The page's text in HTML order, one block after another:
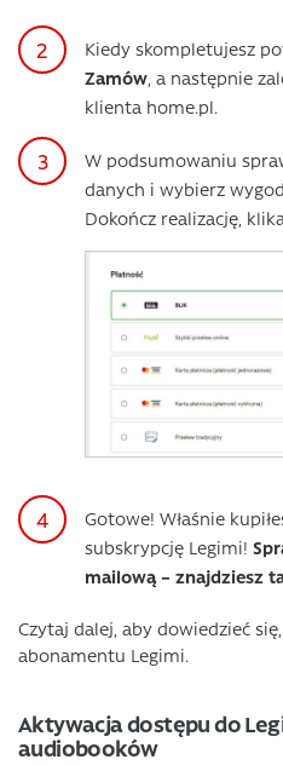
Kiedy skompletujesz
Zamów, a następnie
klienta home.pl.
W podsumowaniu
danych i wybierz
Dokończ realizację,
Gotowe! Właśnie
subskrypcję Legimi!
mailową – znajdziesz
Czytaj dalej, aby dowiedzieć
abonamentu Legimi.
Aktywacja dostępu do
audiobooków